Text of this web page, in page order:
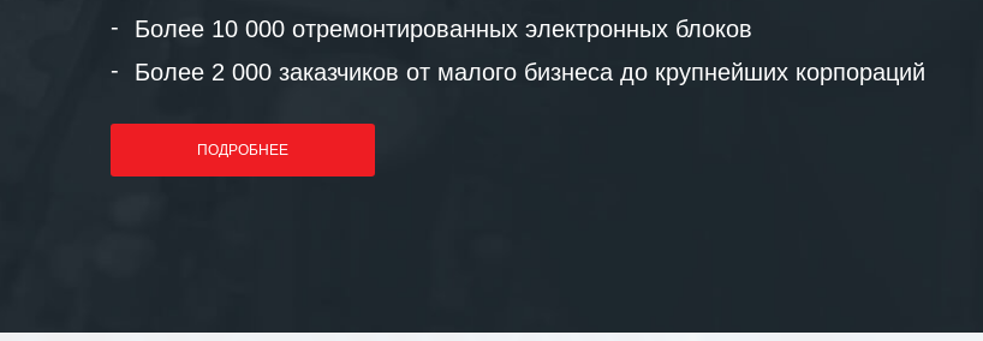
Более 10 000 отремонтированных электронных блоков
Более 2 000 заказчиков от малого бизнеса до крупнейших корпораций
ПОДРОБНЕЕ